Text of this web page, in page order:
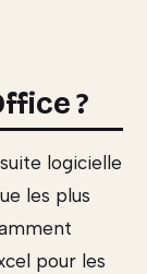
?
logicielle
les plus
pour les